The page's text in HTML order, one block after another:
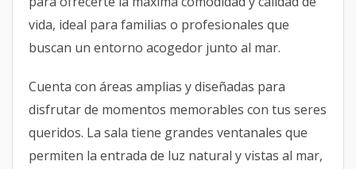
vida, ideal para familias o profesionales que
buscan un entorno acogedor junto al mar.
Cuenta con áreas amplias y diseñadas para
disfrutar de momentos memorables con tus seres
queridos. La sala tiene grandes ventanales que
permiten la entrada de luz natural y vistas al mar,